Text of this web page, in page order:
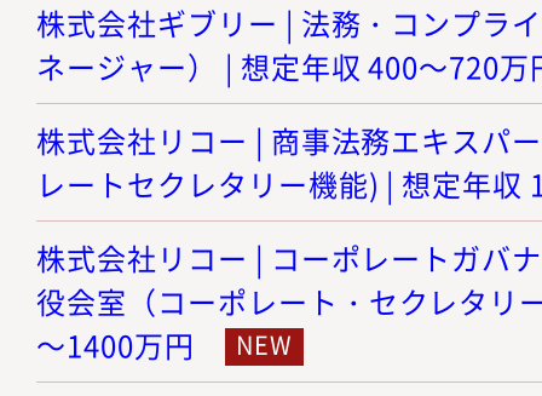
株式会社ギブリー | 法務・コンプラ
ネージャー） | 想定年収 400～720万
株式会社リコー | 商事法務エキスパ
レートセクレタリー機能) | 想定年収
株式会社リコー | コーポレートガバ
役会室（コーポレート・セクレタリ
～1400万円